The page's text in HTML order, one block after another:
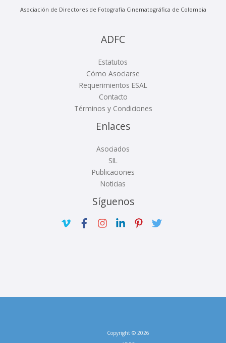
Asociación de Directores de Fotografía Cinematográfica de Colombia
ADFC
Estatutos
Cómo Asociarse
Requerimientos ESAL
Contacto
Términos y Condiciones
Enlaces
Asociados
SIL
Publicaciones
Noticias
Síguenos
Copyright © 2026